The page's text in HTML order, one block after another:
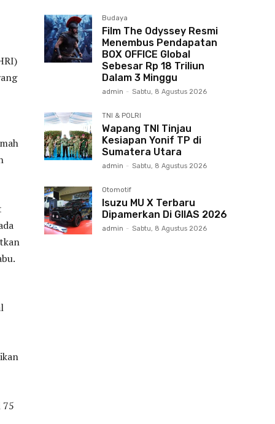
75
Budaya
Film The Odyssey Resmi
Menembus Pendapatan
BOX OFFICE Global
Sebesar Rp 18 Triliun
Dalam 3 Minggu
admin - Sabtu, 8 Agustus 2026
TNI & POLRI
Wapang TNI Tinjau
Kesiapan Yonif TP di
Sumatera Utara
admin - Sabtu, 8 Agustus 2026
Otomotif
Isuzu MU X Terbaru
Dipamerkan Di GIIAS 2026
admin - Sabtu, 8 Agustus 2026